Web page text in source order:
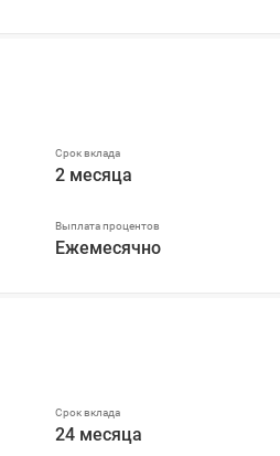
2 месяца
Ежемесячно
24 месяца